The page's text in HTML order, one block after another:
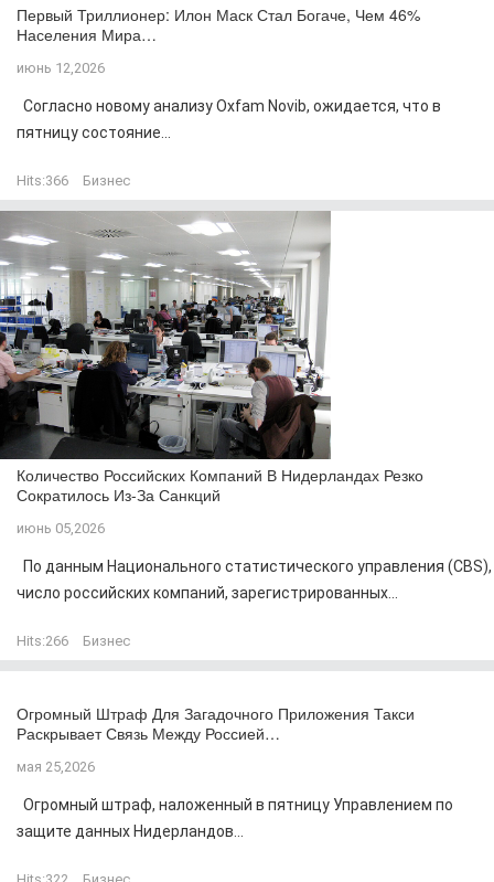
Первый Триллионер: Илон Маск Стал Богаче, Чем 46%
Населения Мира…
июнь 12,2026
Согласно новому анализу Oxfam Novib, ожидается, что в
пятницу состояние...
Hits:366 Бизнес
Количество Российских Компаний В Нидерландах Резко
Сократилось Из-За Санкций
июнь 05,2026
По данным Национального статистического управления (CBS),
число российских компаний, зарегистрированных...
Hits:266 Бизнес
Огромный Штраф Для Загадочного Приложения Такси
Раскрывает Связь Между Россией…
мая 25,2026
Огромный штраф, наложенный в пятницу Управлением по
защите данных Нидерландов...